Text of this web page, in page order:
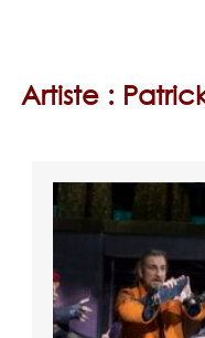
Artiste : Patrick